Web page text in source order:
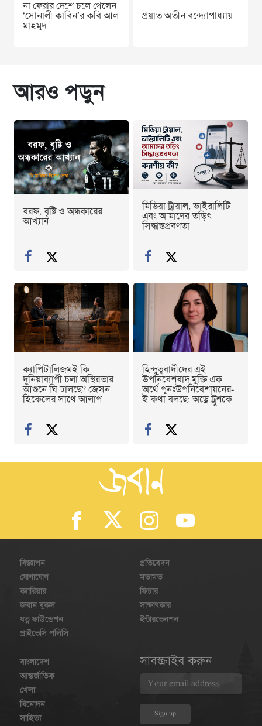
না ফেরার দেশে চলে গেলেন
‘সোনালী কাবিন’র কবি আল
মাহমুদ
প্রয়াত অতীন বন্দ‍্যোপাধ‍্যায়
আরও পড়ুন
বরফ, বৃষ্টি ও অন্ধকারের
আখ্যান
মিডিয়া ট্রায়াল, ভাইরালিটি
এবং আমাদের তড়িৎ
সিদ্ধান্তপ্রবণতা
ক্যাপিটালিজমই কি
দুনিয়াব্যাপী চলা অস্থিরতার
আগুনে ঘি ঢালছে? জেসন
হিকেলের সাথে আলাপ
হিন্দুত্ববাদীদের এই
উপনিবেশবাদ মুক্তি এক
অর্থে পুনঃউপনিবেশায়নের-
ই কথা বলছে: অড্রে ট্রুশকে
বিজ্ঞাপন
যোগাযোগ
ক্যারিয়ার
জবান বুকস
যত্ন ফাউন্ডেশন
প্রাইভেসি পলিসি
প্রতিবেদন
মতামত
ফিচার
সাক্ষাৎকার
ইন্টারভেনশন
বাংলাদেশ
আন্তর্জাতিক
খেলা
বিনোদন
সাহিত্য
সাবস্ক্রাইব করুন